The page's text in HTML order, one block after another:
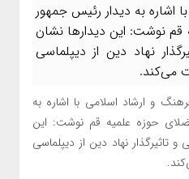
اشاره به دیدار رئیس جمهور
قم نوشت: این دیدارها نشان
نهاد دین از دیپلماسی
می‌کند.
و ارشاد اسلامی با اشاره به
حوزه علمیه قم نوشت: این
نهاد دین از دیپلماسی